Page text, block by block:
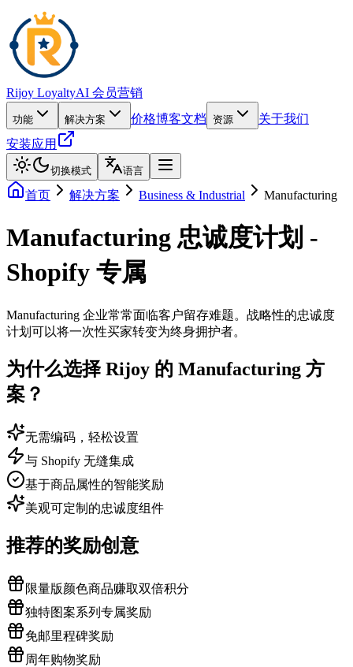
Rijoy LoyaltyAI 会员营销
功能 解决方案 价格博客文档 资源
关于我们
安装应用
切换模式 语言
首页 解决方案 Business & Industrial Manufacturing
Manufacturing 忠诚度计划 -
Shopify 专属
Manufacturing 企业常常面临客户留存难题。战略性的忠诚度
计划可以将一次性买家转变为终身拥护者。
为什么选择 Rijoy 的 Manufacturing 方
案？
无需编码，轻松设置
与 Shopify 无缝集成
基于商品属性的智能奖励
美观可定制的忠诚度组件
推荐的奖励创意
限量版颜色商品赚取双倍积分
独特图案系列专属奖励
免邮里程碑奖励
周年购物奖励